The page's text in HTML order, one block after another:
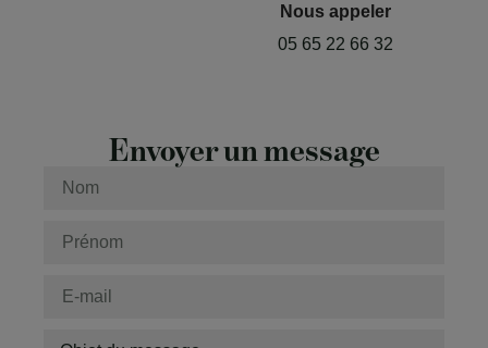
Nous appeler
05 65 22 66 32
Envoyer un message